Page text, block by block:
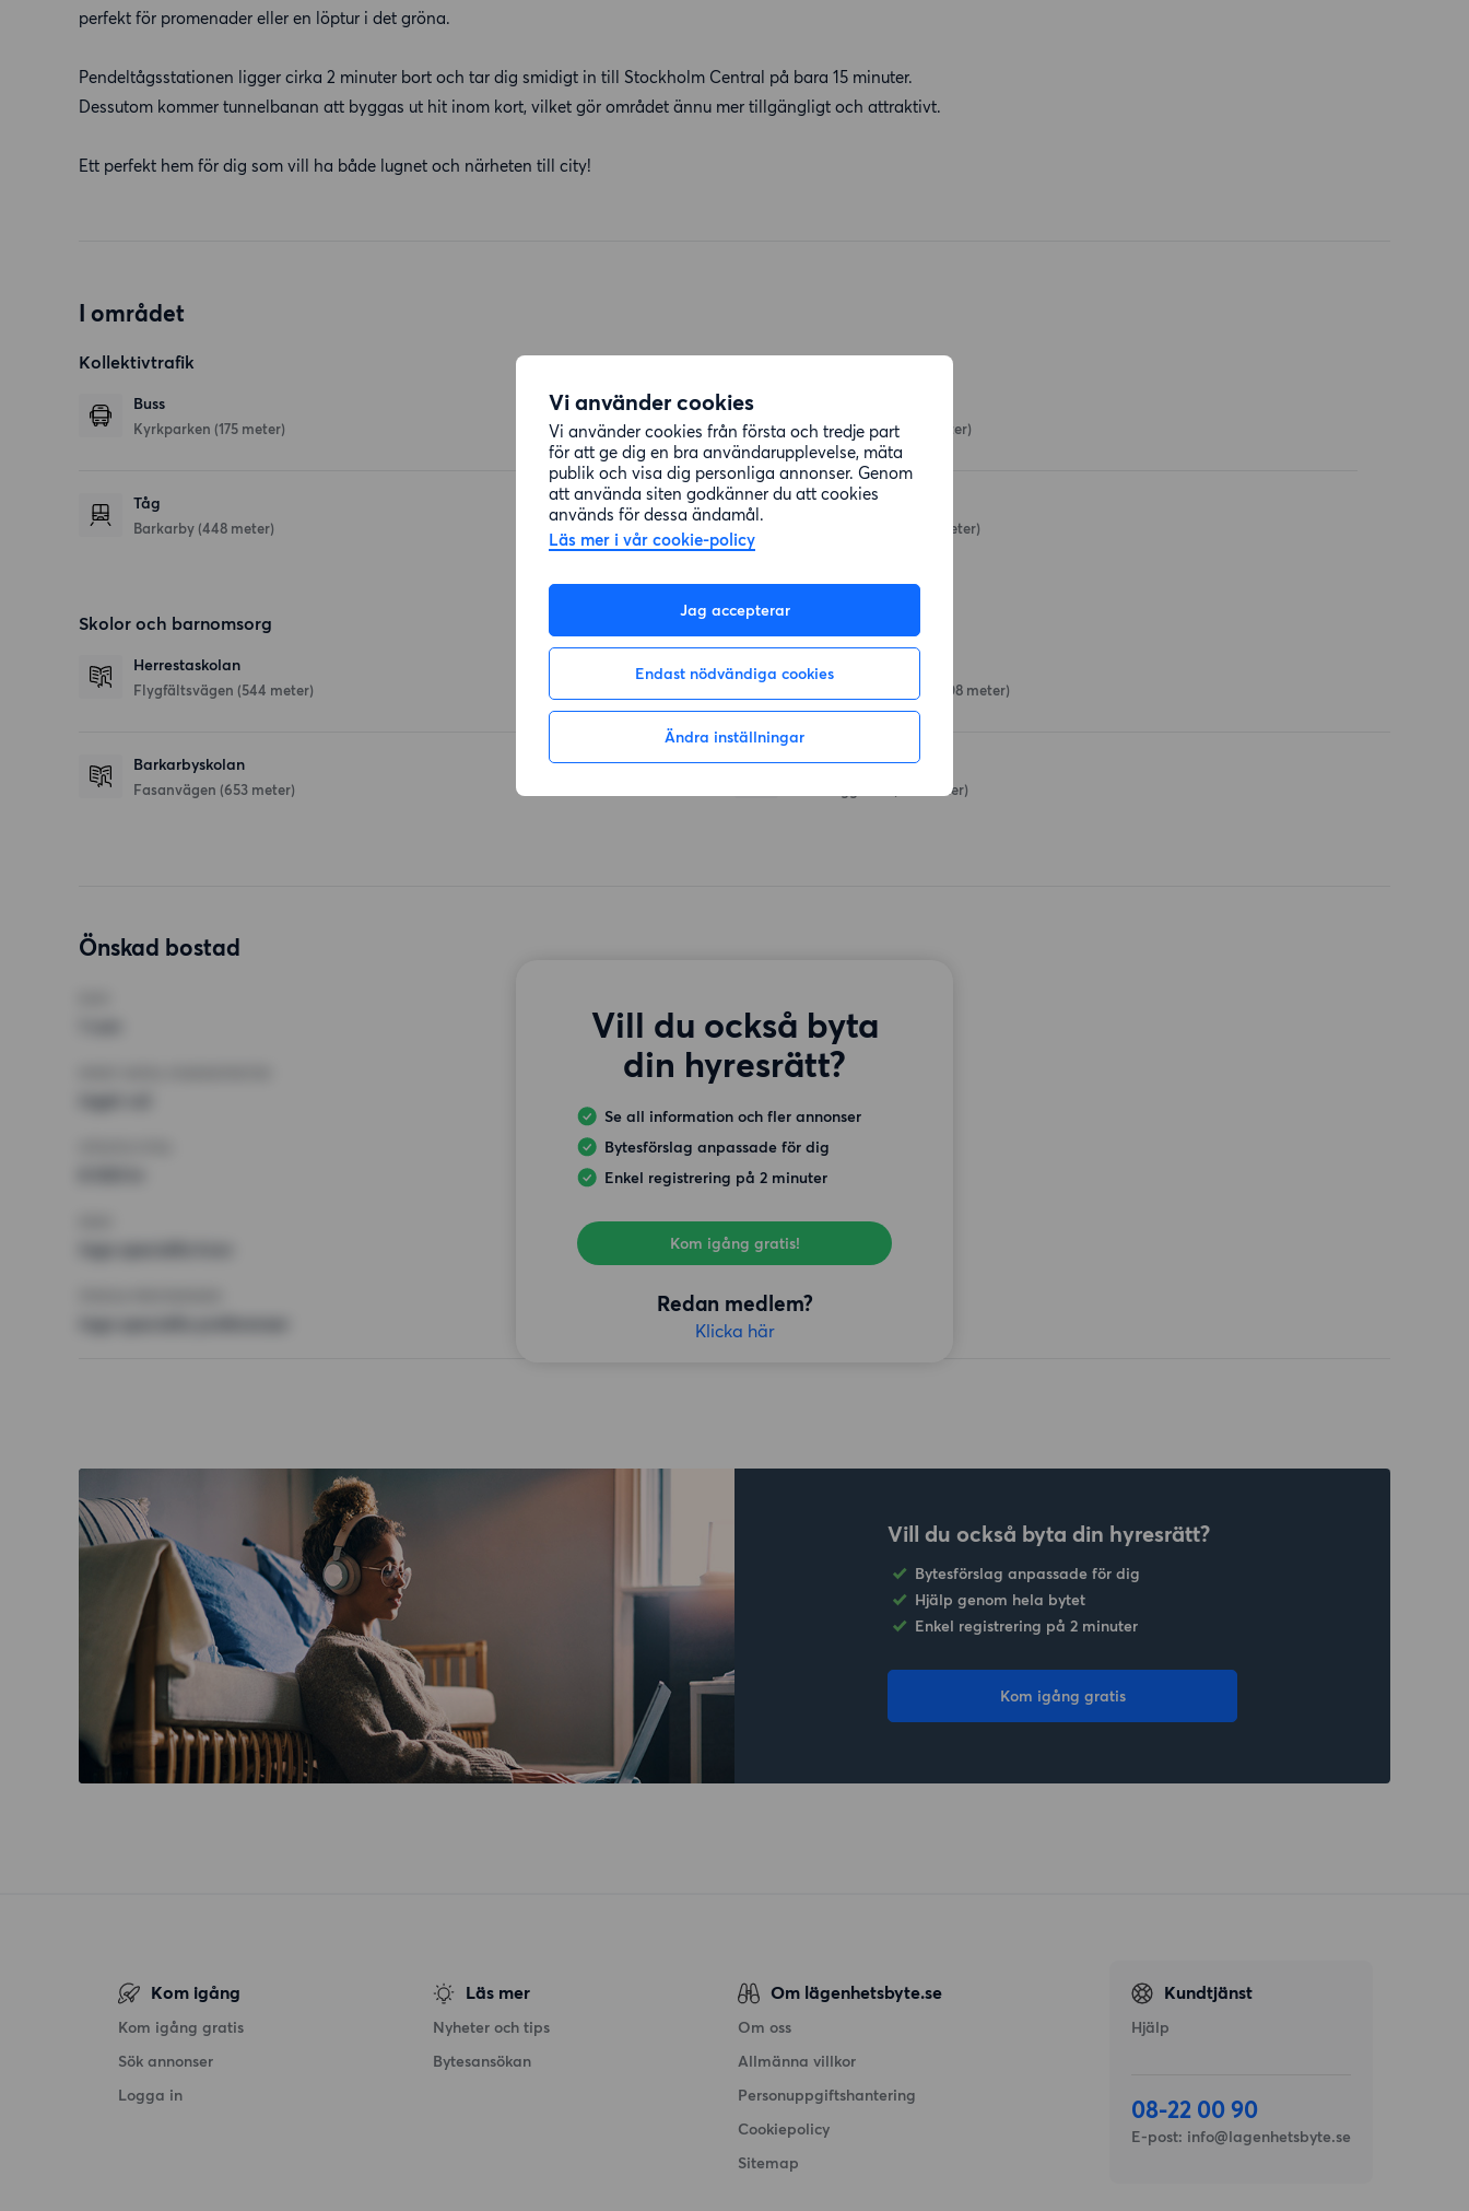
Vi använder cookies
Vi använder cookies från första och tredje part
för att ge dig en bra användarupplevelse, mäta
publik och visa dig personliga annonser. Genom
att använda siten godkänner du att cookies
används för dessa ändamål.
Läs mer i vår cookie-policy
Jag accepterar
Endast nödvändiga cookies
Ändra inställningar
perfekt för promenader eller en löptur i det gröna.
Pendeltågsstationen ligger cirka 2 minuter bort och tar dig smidigt in till Stockholm Central på bara 15 minuter.
Dessutom kommer tunnelbanan att byggas ut hit inom kort, vilket gör området ännu mer tillgängligt och attraktivt.
Ett perfekt hem för dig som vill ha både lugnet och närheten till city!
I området
Kollektivtrafik
Buss
Kyrkparken (175 meter)
Tåg
Barkarby (448 meter)
Restauranger
Flygfältsvägen 1 (181 meter)
yangpara
(200 meter)
Skolor och barnomsorg
Herrestaskolan
Flygfältsvägen (544 meter)
Barkarbyskolan
Fasanvägen (653 meter)
Affärer
Lidl
(108 meter)
ÖoB
(284 meter)
Önskad bostad
Vill du också byta
din hyresrätt?
Se all information och fler annonser
Bytesförslag anpassade för dig
Enkel registrering på 2 minuter
Kom igång gratis!
Redan medlem?
Klicka här
Vill du också byta din hyresrätt?
Bytesförslag anpassade för dig
Hjälp genom hela bytet
Enkel registrering på 2 minuter
Kom igång gratis
Kom igång
Kom igång gratis
Sök annonser
Logga in
Läs mer
Nyheter och tips
Bytesansökan
Om lägenhetsbyte.se
Om oss
Allmänna villkor
Personuppgiftshantering
Cookiepolicy
Sitemap
Kundtjänst
Hjälp
08-22 00 90
E-post: info@lagenhetsbyte.se